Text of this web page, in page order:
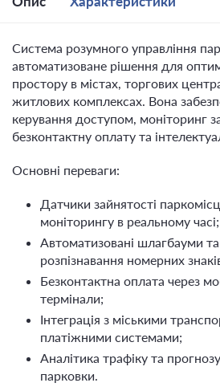
Система розумного управління
автоматизоване рішення для
простору в містах, торгових
житлових комплексах. Вона
керування доступом, моніторинг
безконтактну оплату та
Основні переваги:
Датчики зайнятості
моніторингу в реальному часі;
Автоматизовані шлагбауми
розпізнавання номерних
Безконтактна оплата через
термінали;
Інтеграція з міськими
платіжними системами;
Аналітика трафіку та
парковки.